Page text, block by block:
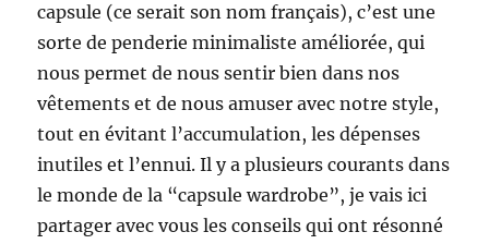
capsule (ce serait son nom français), c’est une
sorte de penderie minimaliste améliorée, qui
nous permet de nous sentir bien dans nos
vêtements et de nous amuser avec notre style,
tout en évitant l’accumulation, les dépenses
inutiles et l’ennui. Il y a plusieurs courants dans
le monde de la “capsule wardrobe”, je vais ici
partager avec vous les conseils qui ont résonné